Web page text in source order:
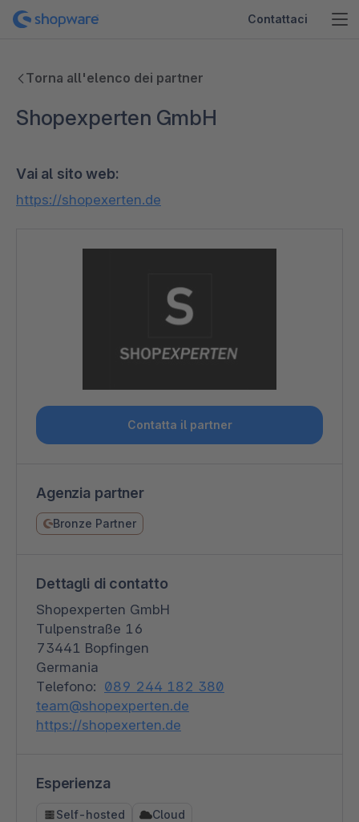
Contattaci
Torna all'elenco dei partner
Shopexperten GmbH
Vai al sito web:
https://shopexerten.de
Contatta il partner
Agenzia partner
Bronze Partner
Dettagli di contatto
Shopexperten GmbH
Tulpenstraße 16
73441 Bopfingen
Germania
Telefono: 089 244 182 380
team@shopexperten.de
https://shopexerten.de
Esperienza
Self-hosted Cloud